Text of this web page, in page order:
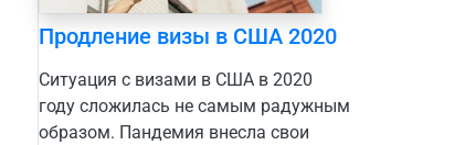
Продление визы в США 2020
Ситуация с визами в США в 2020
году сложилась не самым радужным
образом. Пандемия внесла свои